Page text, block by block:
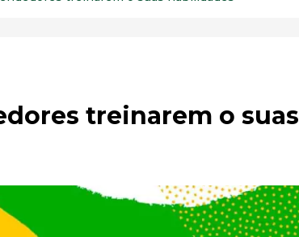
treinarem o suas